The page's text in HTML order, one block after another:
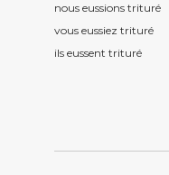
nous eussions trituré
vous eussiez trituré
ils eussent trituré